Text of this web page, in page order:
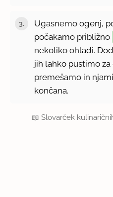
Ugasnemo ogenj,
počakamo približno
nekoliko ohladi.
jih lahko pustimo
premešamo in
končana.
📖Slovarček